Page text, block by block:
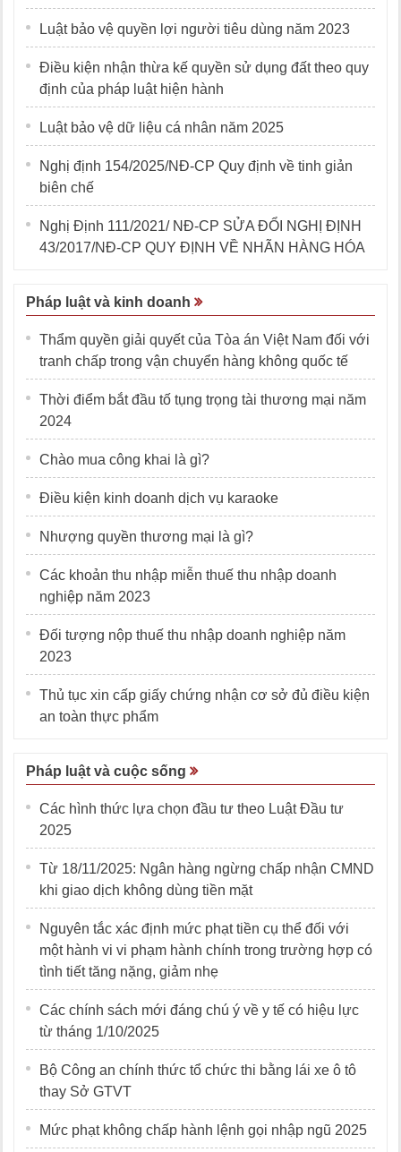
Luật bảo vệ quyền lợi người tiêu dùng năm 2023
Điều kiện nhận thừa kế quyền sử dụng đất theo quy
định của pháp luật hiện hành
Luật bảo vệ dữ liệu cá nhân năm 2025
Nghị định 154/2025/NĐ-CP Quy định về tinh giản
biên chế
Nghị Định 111/2021/ NĐ-CP SỬA ĐỔI NGHỊ ĐỊNH
43/2017/NĐ-CP QUY ĐỊNH VỀ NHÃN HÀNG HÓA
Pháp luật và kinh doanh
Thẩm quyền giải quyết của Tòa án Việt Nam đối với
tranh chấp trong vận chuyển hàng không quốc tế
Thời điểm bắt đầu tố tụng trọng tài thương mại năm
2024
Chào mua công khai là gì?
Điều kiện kinh doanh dịch vụ karaoke
Nhượng quyền thương mại là gì?
Các khoản thu nhập miễn thuế thu nhập doanh
nghiệp năm 2023
Đối tượng nộp thuế thu nhập doanh nghiệp năm
2023
Thủ tục xin cấp giấy chứng nhận cơ sở đủ điều kiện
an toàn thực phẩm
Pháp luật và cuộc sống
Các hình thức lựa chọn đầu tư theo Luật Đầu tư
2025
Từ 18/11/2025: Ngân hàng ngừng chấp nhận CMND
khi giao dịch không dùng tiền mặt
Nguyên tắc xác định mức phạt tiền cụ thể đối với
một hành vi vi phạm hành chính trong trường hợp có
tình tiết tăng nặng, giảm nhẹ
Các chính sách mới đáng chú ý về y tế có hiệu lực
từ tháng 1/10/2025
Bộ Công an chính thức tổ chức thi bằng lái xe ô tô
thay Sở GTVT
Mức phạt không chấp hành lệnh gọi nhập ngũ 2025